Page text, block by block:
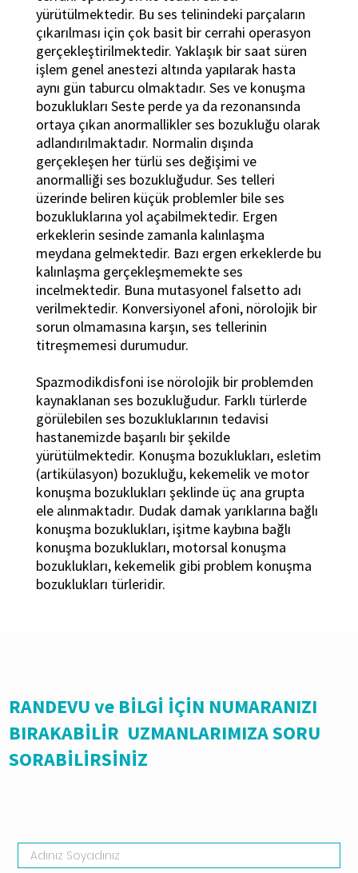
yürütülmektedir. Bu ses telinindeki parçaların
çıkarılması için çok basit bir cerrahi operasyon
gerçekleştirilmektedir. Yaklaşık bir saat süren
işlem genel anestezi altında yapılarak hasta
aynı gün taburcu olmaktadır. Ses ve konuşma
bozuklukları Seste perde ya da rezonansında
ortaya çıkan anormallikler ses bozukluğu olarak
adlandırılmaktadır. Normalin dışında
gerçekleşen her türlü ses değişimi ve
anormalliği ses bozukluğudur. Ses telleri
üzerinde beliren küçük problemler bile ses
bozukluklarına yol açabilmektedir. Ergen
erkeklerin sesinde zamanla kalınlaşma
meydana gelmektedir. Bazı ergen erkeklerde bu
kalınlaşma gerçekleşmemekte ses
incelmektedir. Buna mutasyonel falsetto adı
verilmektedir. Konversiyonel afoni, nörolojik bir
sorun olmamasına karşın, ses tellerinin
titreşmemesi durumudur.
Spazmodikdisfoni ise nörolojik bir problemden
kaynaklanan ses bozukluğudur. Farklı türlerde
görülebilen ses bozukluklarının tedavisi
hastanemizde başarılı bir şekilde
yürütülmektedir. Konuşma bozuklukları, esletim
(artikülasyon) bozukluğu, kekemelik ve motor
konuşma bozuklukları şeklinde üç ana grupta
ele alınmaktadır. Dudak damak yarıklarına bağlı
konuşma bozuklukları, işitme kaybına bağlı
konuşma bozuklukları, motorsal konuşma
bozuklukları, kekemelik gibi problem konuşma
bozuklukları türleridir.
RANDEVU ve BİLGİ İÇİN NUMARANIZI
BIRAKABİLİR UZMANLARIMIZA SORU
SORABİLİRSİNİZ